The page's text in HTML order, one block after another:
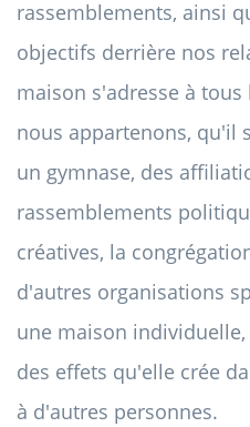
rassemblements, ainsi
objectifs derrière nos
maison s'adresse à
nous appartenons, qu'il
un gymnase, des
rassemblements
créatives, la
d'autres organisations
une maison
des effets qu'elle crée
à d'autres personnes.